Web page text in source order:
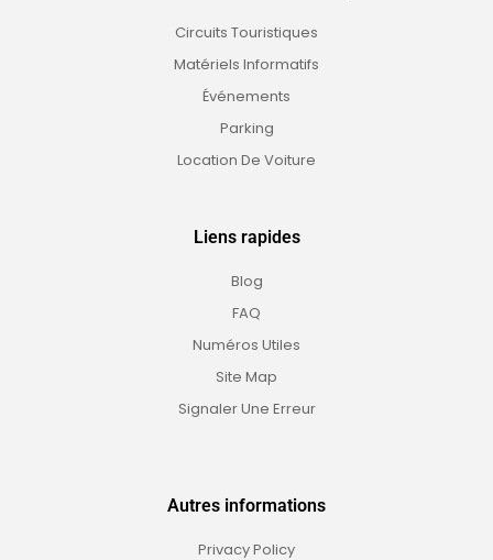
Circuits Touristiques
Matériels Informatifs
Événements
Parking
Location De Voiture
Liens rapides
Blog
FAQ
Numéros Utiles
Site Map
Signaler Une Erreur
Autres informations
Privacy Policy